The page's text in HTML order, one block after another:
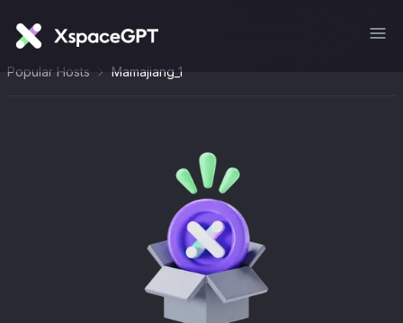
Popular Hosts Mamajiang_1